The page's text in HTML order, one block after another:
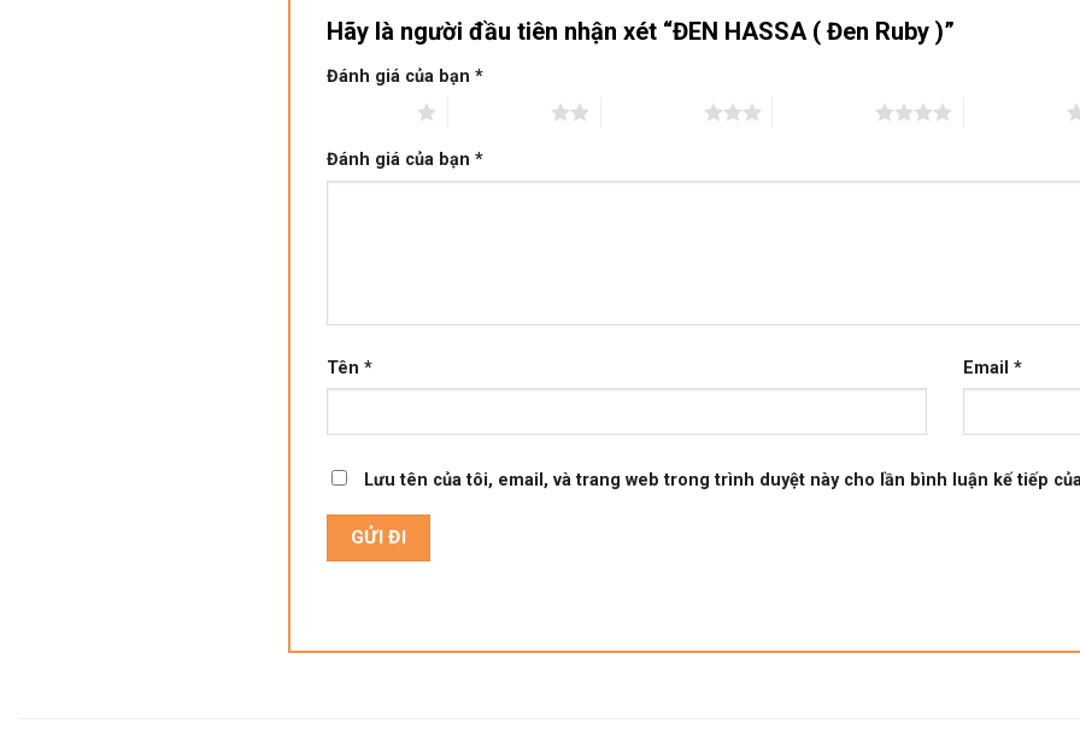
Hãy là người đầu tiên nhận xét “ĐEN HASSA ( Đen Ruby )”
Đánh giá của bạn *
Đánh giá của bạn *
Tên * Email *
Lưu tên của tôi, email, và trang web trong trình duyệt này cho lần bình luận kế tiếp